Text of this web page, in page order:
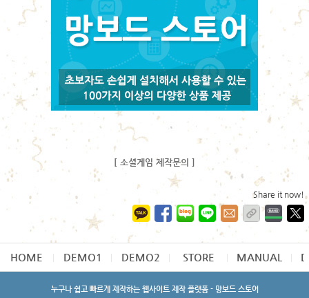
[ 소셜게임 제작문의 ]
Share it now!
HOME DEMO1 DEMO2 STORE MANUAL
누구나 쉽고 빠르게 제작하는 웹사이트 제작 플랫폼 - 망보드 스토어